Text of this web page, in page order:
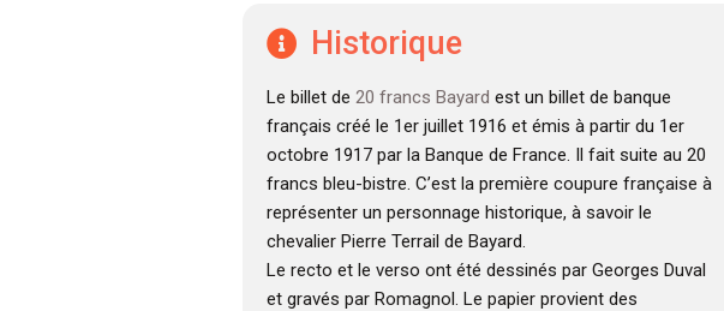
Historique
Le billet de 20 francs Bayard est un billet de banque
français créé le 1er juillet 1916 et émis à partir du 1er
octobre 1917 par la Banque de France. Il fait suite au 20
francs bleu-bistre. C’est la première coupure française à
représenter un personnage historique, à savoir le
chevalier Pierre Terrail de Bayard.
Le recto et le verso ont été dessinés par Georges Duval
et gravés par Romagnol. Le papier provient des